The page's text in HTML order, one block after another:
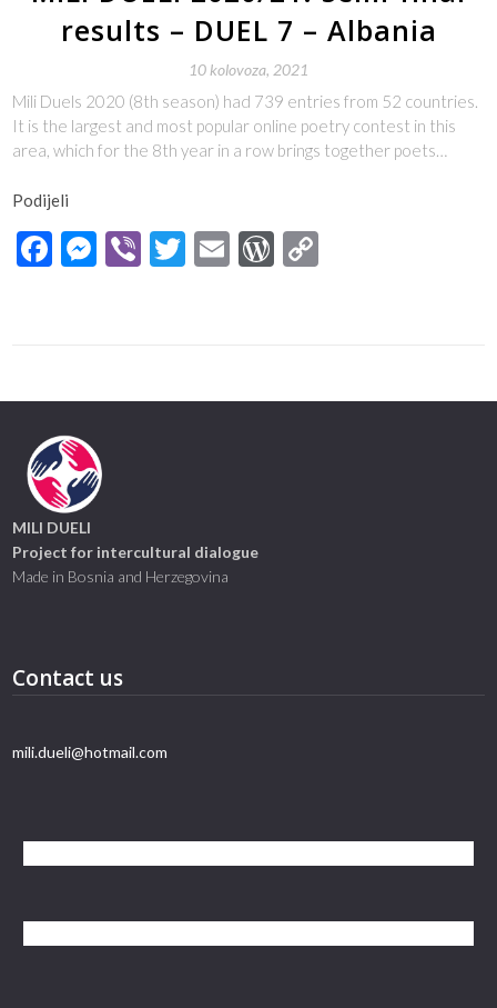
results – DUEL 7 – Albania
10 kolovoza, 2021
Mili Duels 2020 (8th season) had 739 entries from 52 countries.
It is the largest and most popular online poetry contest in this
area, which for the 8th year in a row brings together poets…
Podijeli
Facebook
Messenger
ViberTwitter
EmailWordPress
MILI DUELI
Project for intercultural dialogue
Made in Bosnia and Herzegovina
Contact us
mili.dueli@hotmail.com